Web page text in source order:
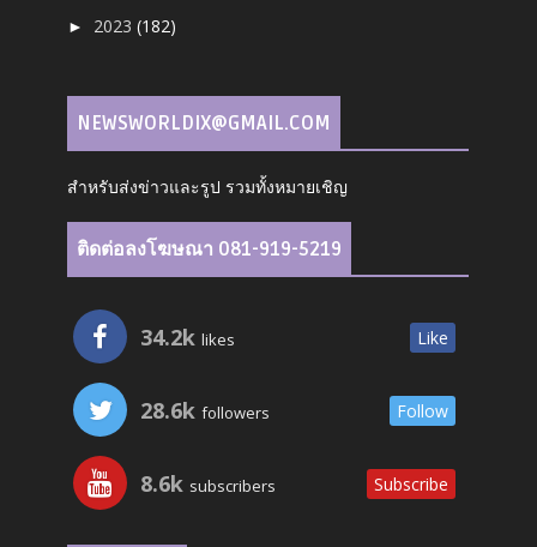
► 2023(182)
NEWSWORLDIX@GMAIL.COM
สำหรับส่งข่าวและรูป รวมทั้งหมายเชิญ
ติดต่อลงโฆษณา 081-919-5219
34.2k likes Like
28.6k followers Follow
8.6k subscribers Subscribe